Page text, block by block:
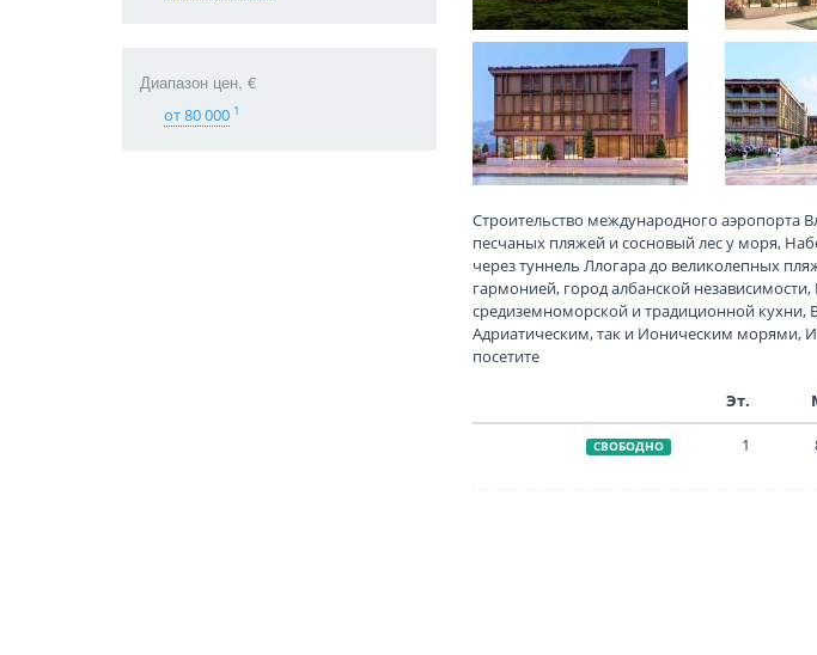
Диапазон цен, €
от 80 000 1
Строительство международного аэропорта
песчаных пляжей и сосновый лес у моря,
через туннель Ллогара до великолепных
гармонией, город албанской
средиземноморской и традиционной кухни,
Адриатическим, так и Ионическим морями,
посетите
Эт.
СВОБОДНО 1